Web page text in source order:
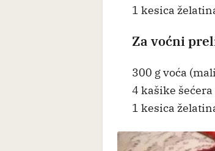
1 kesica
Za voćni
300 g voća
4 kašike šećera
1 kesica